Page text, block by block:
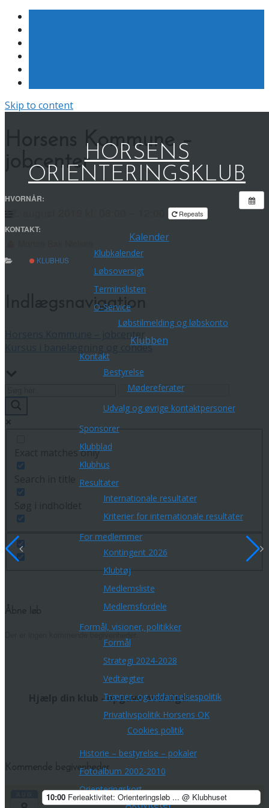
Skip to content
HORSENS
ORIENTERINGSKLUB
Kalender
Klubkalender
Løbsoversigt
Terminslisten
O-Service
Løbstilmelding og løbskonto
Klubben
Kontakt
Bestyrelse
Mødereferater
Udvalg og øvrige kontaktpersoner
Sponsorer
Klubblad
Klubhus
Resultater
Internationale resultater
Kriterier for internationale resultater
For medlemmer
Kontingent 2026
Klubtøj
Medlemsliste
Medlemsfordele
Formål, visioner, politikker
Formål
Strategi 2024-2028
Vedtægter
Træner- og uddannelsespolitik
Privatlivspolitik Horsens OK
Cookies politik
Historie – bestyrelse – pokaler
Fotoalbum 2002-2010
Orienteringskort
Aktiviteter
Horsens Kommune –
jobcenter
HVORNÅR:
Repeats
KONTAKT:
KLUBHUS
Indlægsnavigation
Horsens Kommune – jobcenter
Kursus i banelægning og condes
Exact matches only
Der er ingen kommende begivenheder.
Hjælp din klub - opgave oversigt!
Kommende begivenheder
10:00 Ferieaktivitet: Orienteringsløb ... @ Klubhuset